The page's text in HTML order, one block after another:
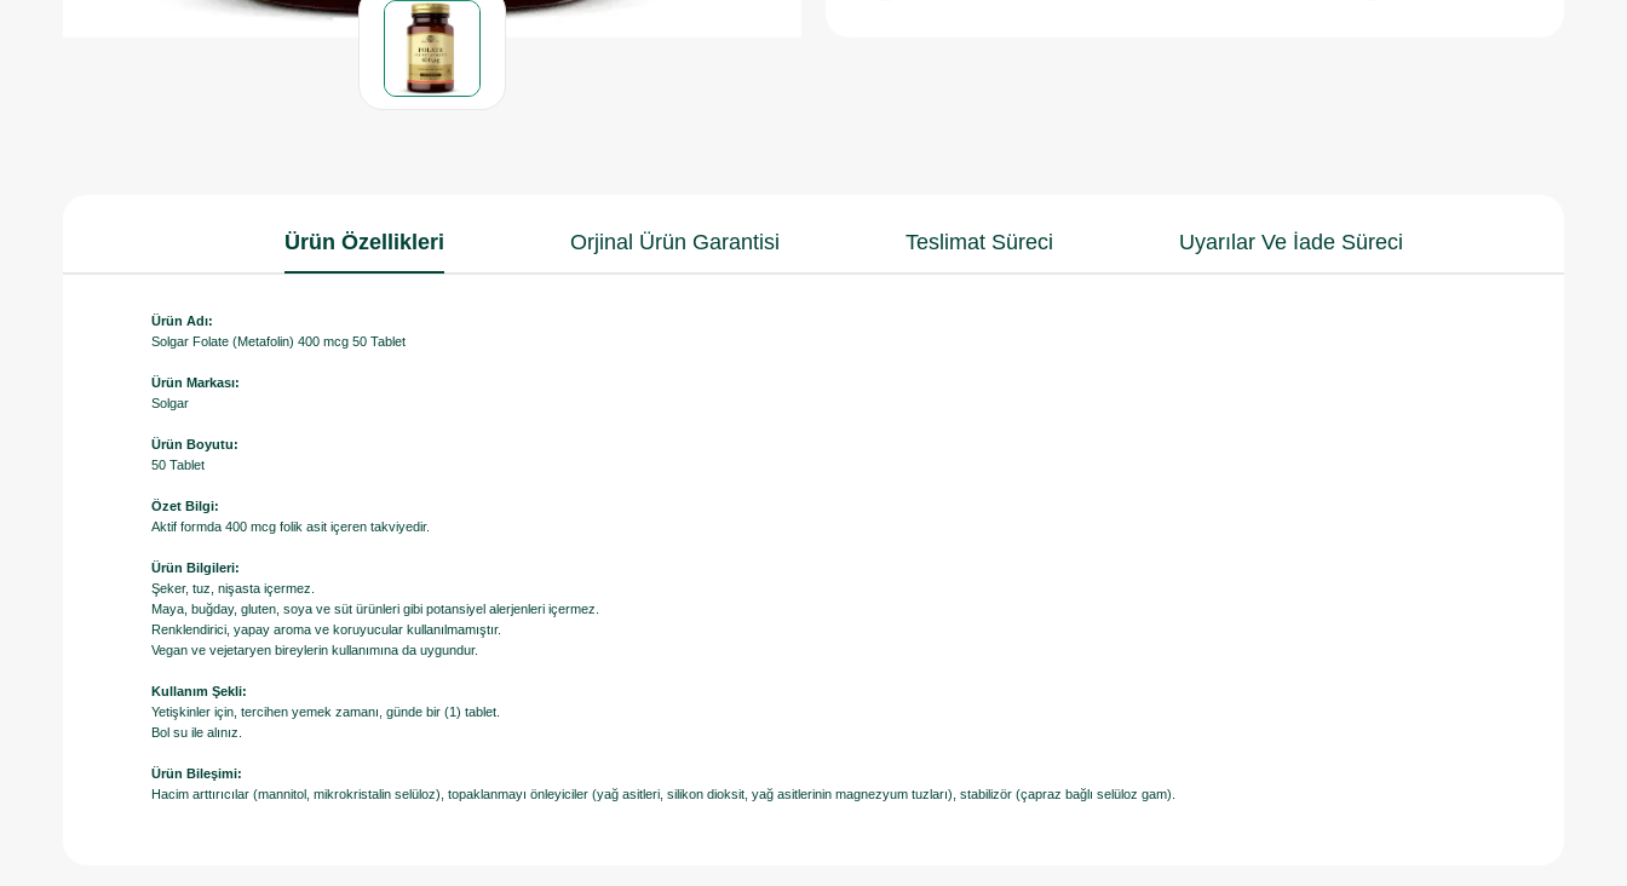
Ürün Özellikleri Orjinal Ürün Garantisi Teslimat Süreci Uyarılar Ve İade Süreci
Ürün Adı:
Solgar Folate (Metafolin) 400 mcg 50 Tablet
Ürün Markası:
Solgar
Ürün Boyutu:
50 Tablet
Özet Bilgi:
Aktif formda 400 mcg folik asit içeren takviyedir.
Ürün Bilgileri:
Şeker, tuz, nişasta içermez.
Maya, buğday, gluten, soya ve süt ürünleri gibi potansiyel alerjenleri içermez.
Renklendirici, yapay aroma ve koruyucular kullanılmamıştır.
Vegan ve vejetaryen bireylerin kullanımına da uygundur.
Kullanım Şekli:
Yetişkinler için, tercihen yemek zamanı, günde bir (1) tablet.
Bol su ile alınız.
Ürün Bileşimi:
Hacim arttırıcılar (mannitol, mikrokristalin selüloz), topaklanmayı önleyiciler (yağ asitleri, silikon dioksit, yağ asitlerinin magnezyum tuzları), stabilizör (çapraz bağlı selüloz gam).